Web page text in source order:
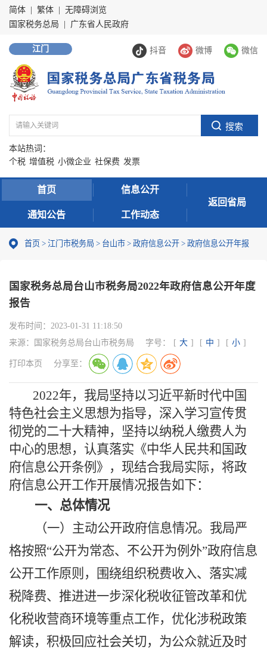
简体 繁体
无障碍浏览
国家税务总局
广东省人民政府
抖音 微博 微信
江门
本站热词：
个税 增值税 小微企业 社保费 发票
首页 信息公开
通知公告 工作动态
返回省局
首页 > 江门市税务局 > 台山市 > 政府信息公开 > 政府信息公开年报
国家税务总局台山市税务局2022年政府信息公开年度
报告
发布时间： 2023-01-31 11:18:50
来源：
国家税务总局台山市税务局 字号： [ 大 ] [ 中 ] [ 小 ]
打印本页 分享至：
2022年，我局坚持以习近平新时代中国
特色社会主义思想为指导，深入学习宣传贯
彻党的二十大精神，坚持以纳税人缴费人为
中心的思想，认真落实《中华人民共和国政
府信息公开条例》，现结合我局实际，将政
府信息公开工作开展情况报告如下：
一、总体情况
（一）主动公开政府信息情况。 我局严
格按照“公开为常态、不公开为例外”政府信息
公开工作原则，围绕组织税费收入、落实减
税降费、 推进进一步深化税收征管改革和优
化税收营商环境等重点工作，优化涉税政策
解读， 积极回应社会关切，为公众就近及时